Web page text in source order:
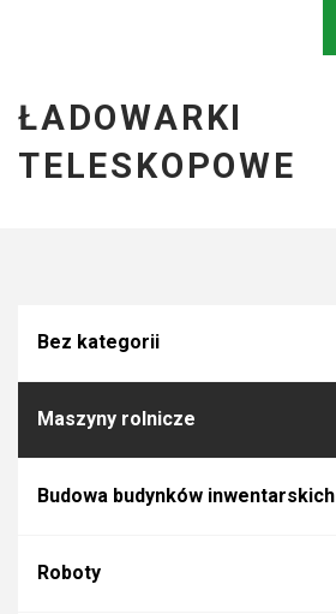
ŁADOWARKI
TELESKOPOWE
Bez kategorii
Maszyny rolnicze
Budowa budynków inwentarskich
Roboty